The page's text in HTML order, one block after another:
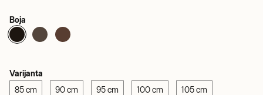
Boja
Varijanta
85 cm 90 cm 95 cm 100 cm 105 cm